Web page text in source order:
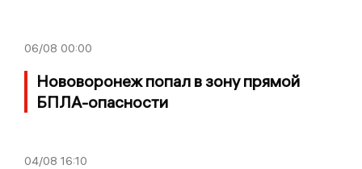
06/08 00:00
Нововоронеж попал в зону прямой
БПЛА-опасности
04/08 16:10